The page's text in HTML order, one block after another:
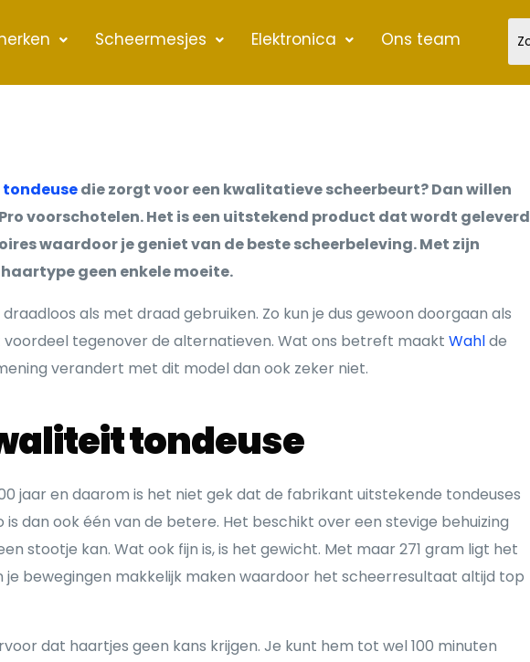
Scheermesjes Elektronica Ons team
tondeusedie zorgt voor een kwalitatieve scheerbeurt? Dan willen
voorschotelen. Het is een uitstekend product dat wordt geleverd
waardoor je geniet van de beste scheerbeleving. Met zijn
geen enkele moeite.
als met draad gebruiken. Zo kun je dus gewoon doorgaan als
voordeel tegenover de alternatieven. Wat ons betreft maakt Wahlde
verandert met dit model dan ook zeker niet.
tondeuse
jaar en daarom is het niet gek dat de fabrikant uitstekende tondeuses
is dan ook één van de betere. Het beschikt over een stevige behuizing
stootje kan. Wat ook fijn is, is het gewicht. Met maar 271 gram ligt het
je bewegingen makkelijk maken waardoor het scheerresultaat altijd top
dat haartjes geen kans krijgen. Je kunt hem tot wel 100 minuten